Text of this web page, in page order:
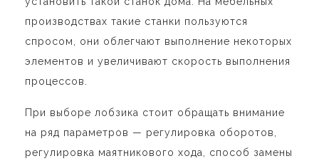
производствах такие станки пользуются
спросом, они облегчают выполнение некоторых
элементов и увеличивают скорость выполнения
процессов.
При выборе лобзика стоит обращать внимание
на ряд параметров — регулировка оборотов,
регулировка маятникового хода, способ замены